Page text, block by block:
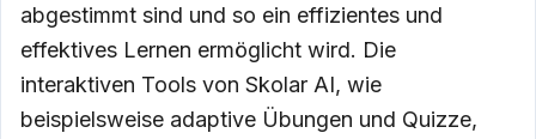
abgestimmt sind und so ein effizientes und
effektives Lernen ermöglicht wird. Die
interaktiven Tools von Skolar AI, wie
beispielsweise adaptive Übungen und Quizze,